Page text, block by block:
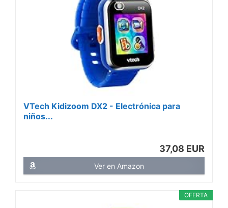
VTech Kidizoom DX2 - Electrónica para
niños...
37,08 EUR
Ver en Amazon
OFERTA